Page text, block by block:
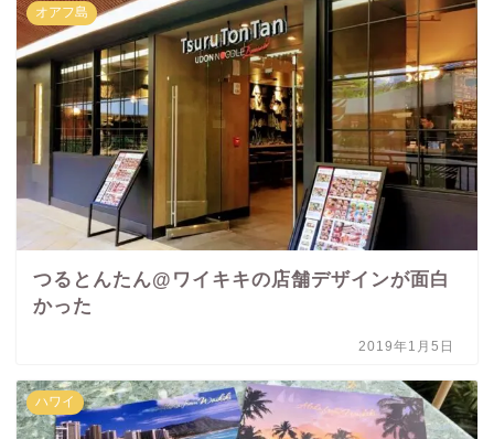
オアフ島
つるとんたん@ワイキキの店舗デザインが面白
かった
2019年1月5日
ハワイ